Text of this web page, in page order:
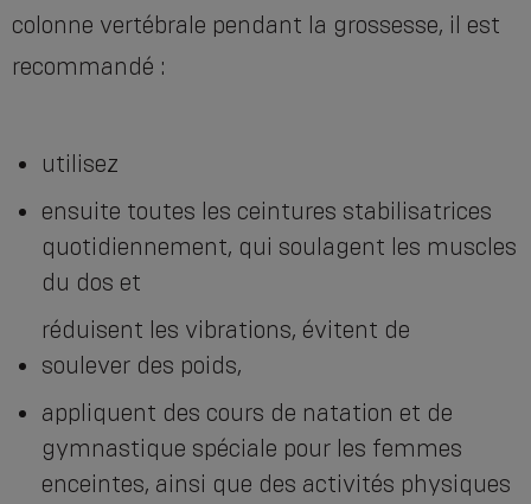
colonne vertébrale pendant la grossesse, il est
recommandé :
utilisez
ensuite toutes les ceintures stabilisatrices
quotidiennement, qui soulagent les muscles
du dos et
réduisent les vibrations, évitent de
soulever des poids,
appliquent des cours de natation et de
gymnastique spéciale pour les femmes
enceintes, ainsi que des activités physiques